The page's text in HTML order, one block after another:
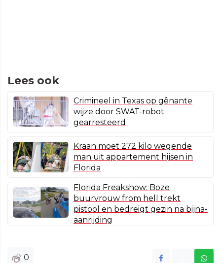
Lees ook
Crimineel in Texas op gênante
wijze door SWAT-robot
gearresteerd
Kraan moet 272 kilo wegende
man uit appartement hijsen in
Florida
Florida Freakshow: Boze
buurvrouw from hell trekt
pistool en bedreigt gezin na bijna-
aanrijding
0